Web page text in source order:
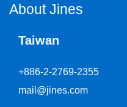
About Jines
Taiwan
+886-2-2769-2355
mail@jines.com